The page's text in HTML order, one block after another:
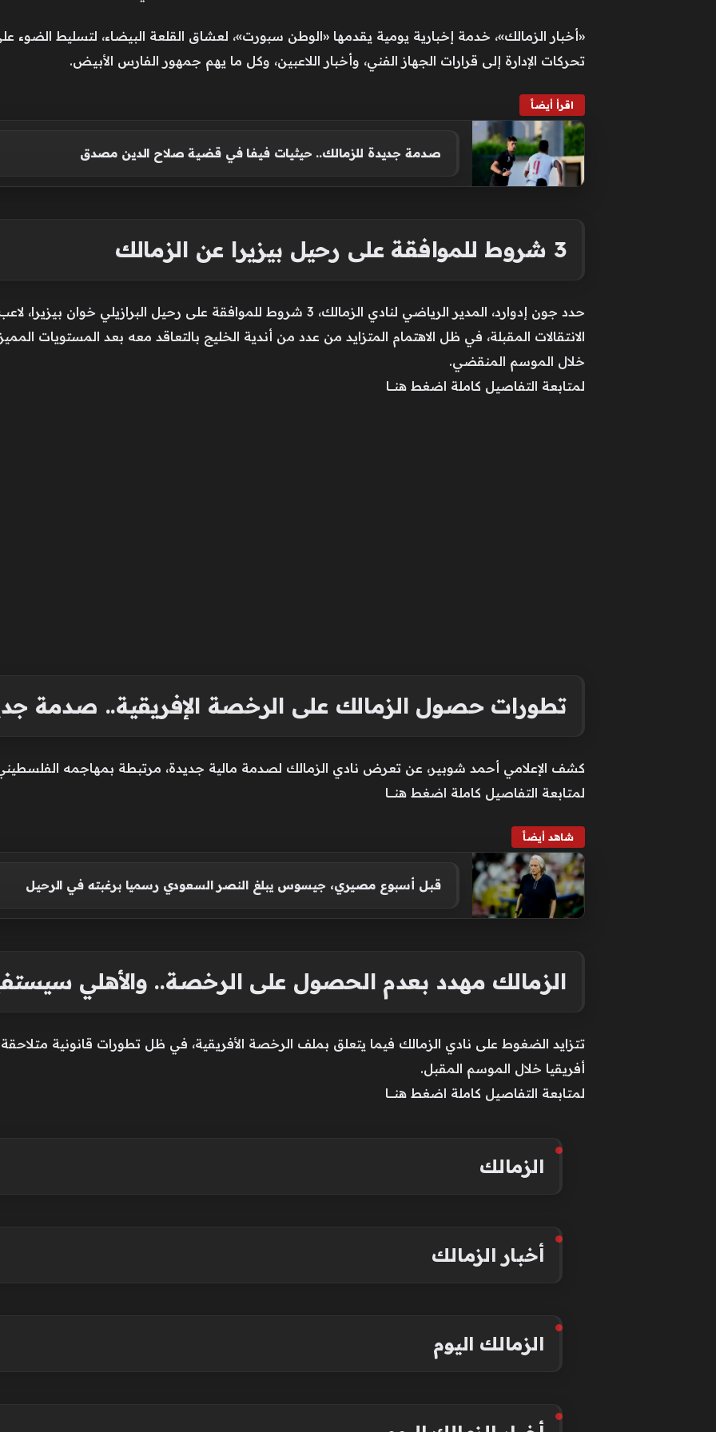
«أخبار الزمالك»، خدمة إخبارية يومية يقدمها «الوطن سبورت»، لعشاق القلعة البيضاء، لتسليط الضوء
تحركات الإدارة إلى قرارات الجهاز الفني، وأخبار اللاعبين، وكل ما يهم جمهور الفارس الأبيض.
اقرأ أيضاً
صدمة جديدة للزمالك.. حيثيات فيفا في قضية صلاح الدين مصدق
3 شروط للموافقة على رحيل بيزيرا عن الزمالك
حدد جون إدوارد، المدير الرياضي لنادي الزمالك، 3 شروط للموافقة على رحيل
الانتقالات المقبلة، في ظل الاهتمام المتزايد من عدد من أندية الخليج بالتعاقد معه بعد المستويات
خلال الموسم المنقضي.
لمتابعة التفاصيل كاملة اضغط هنـــــا
تطورات حصول الزمالك على الرخصة الإفريقية.. صدمة
كشف الإعلامي أحمد شوبير، عن تعرض نادي الزمالك لصدمة مالية جديدة، مرتبطة بمهاجمه
لمتابعة التفاصيل كاملة اضغط هنــــــا
شاهد أيضاً
قبل أسبوع مصيري، جيسوس يبلغ النصر السعودي رسميا برغبته في الرحيل
الزمالك مهدد بعدم الحصول على الرخصة.. والأهلي
تتزايد الضغوط على نادي الزمالك فيما يتعلق بملف الرخصة الأفريقية، في ظل تطورات قانونية
أفريقيا خلال الموسم المقبل.
لمتابعة التفاصيل كاملة اضغط هنــــــا
الزمالك
أخبار الزمالك
الزمالك اليوم